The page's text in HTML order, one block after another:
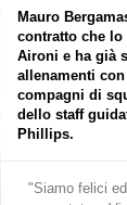
Mauro
contratto che lo
Aironi e ha già
allenamenti
compagni di
dello staff
Phillips.
"Siamo felici